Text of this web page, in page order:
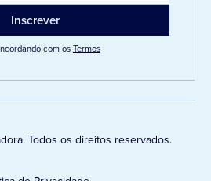
com osTermos
Todos os direitos reservados.